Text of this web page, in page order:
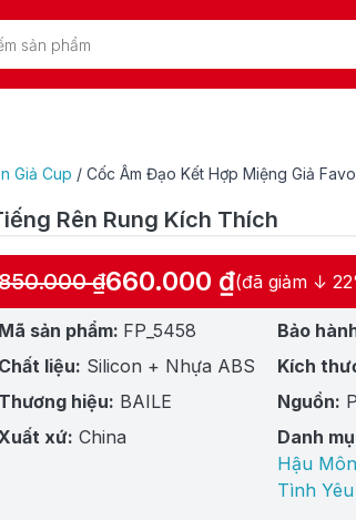
Giả Cup / Cốc Âm Đạo Kết Hợp Miệng Giả
Rên Rung Kích Thích
₫
₫.
660.000 ₫
₫.
(đã giảm ↓
sản phẩm: FP_5458 Bảo
liệu: Silicon + Nhựa ABS Kích
hiệu: BAILE Nguồn:
xứ: China Danh
Hậu
Tình